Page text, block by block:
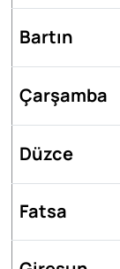
Bartın
Çarşamba
Düzce
Fatsa